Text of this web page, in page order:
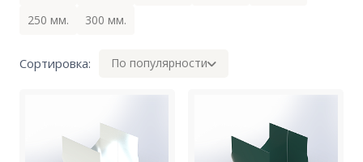
250 мм.
300 мм.
Сортировка: По популярности